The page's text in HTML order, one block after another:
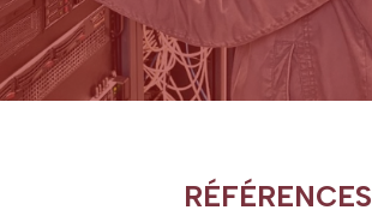
RÉFÉRENCES